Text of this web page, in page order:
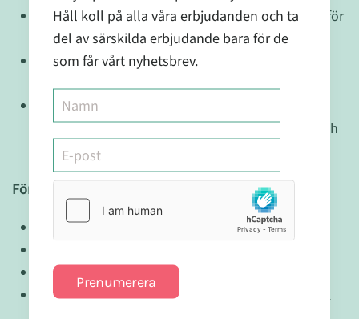
Levererar 500mg av Acetyl-L-Karnitin per kapsel för
optimal hälsostöd
Innehåller L-Leucin, en aminosyra som stödjer
muskelåterhämtning
Innehåller inga skadliga tillsatser som
mikrokristallin cellulosa (stabiliseringsmedel) och
kiseldioxid (fyllnadsmedel)
Fördelar
Stödjer hjärnhälsa och kognitiv funktion
Hjälper till att förbättra mental prestanda
Erbjuder stöd för muskelåterhämtning och fysisk
Håll koll på alla våra erbjudanden och ta
del av särskilda erbjudande bara för de
som får vårt nyhetsbrev.
Prenumerera